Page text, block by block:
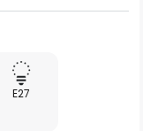
E27